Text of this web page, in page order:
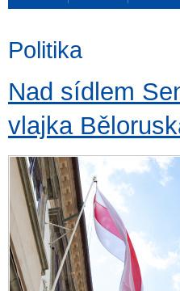
Politika
Nad sídlem
vlajka